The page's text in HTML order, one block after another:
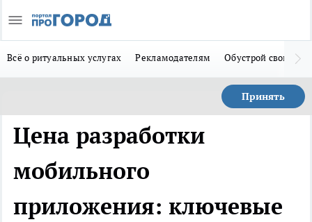
Всё о ритуальных услугах Рекламодателям Обустрой свой дом
Принять
Цена разработки
мобильного
приложения: ключевые